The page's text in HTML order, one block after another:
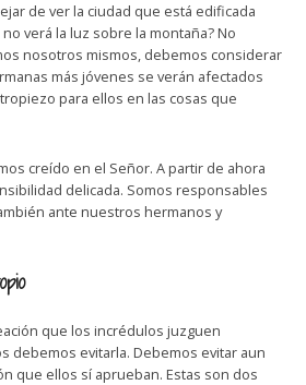
de ver la ciudad que está edificada
verá la luz sobre la montaña? No
nosotros mismos, debemos considerar
más jóvenes se verán afectados
para ellos en las cosas que
creído en el Señor. A partir de ahora
delicada. Somos responsables
ante nuestros hermanos y
que los incrédulos juzguen
debemos evitarla. Debemos evitar aun
que ellos sí aprueban. Estas son dos